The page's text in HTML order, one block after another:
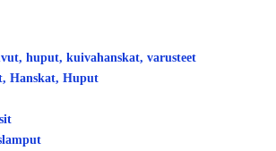
huput, kuivahanskat, varusteet
Hanskat, Huput